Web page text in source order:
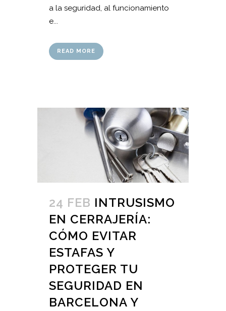
a la seguridad, al funcionamiento
e...
READ MORE
24 FEB INTRUSISMO
EN CERRAJERÍA:
CÓMO EVITAR
ESTAFAS Y
PROTEGER TU
SEGURIDAD EN
BARCELONA Y